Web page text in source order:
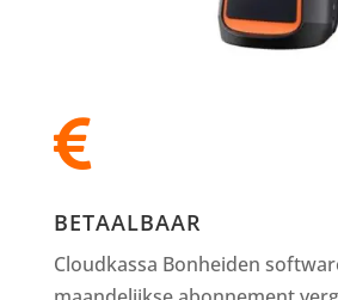

BETAALBAAR
Cloudkassa Bonheiden